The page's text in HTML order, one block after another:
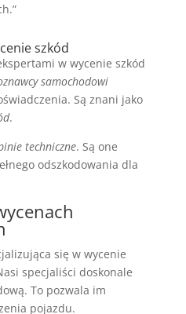
szkód
w wycenie szkód
samochodowi
Są znani jako
.
techniczne. Są one
odszkodowania dla
się w wycenie
specjaliści doskonale
To pozwala im
pojazdu.